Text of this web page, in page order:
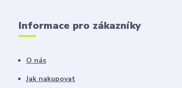
Informace pro zákazníky
O nás
Jak nakupovat